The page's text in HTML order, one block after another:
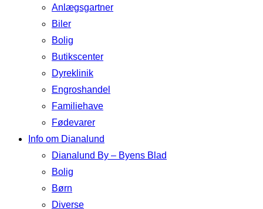
Anlægsgartner
Biler
Bolig
Butikscenter
Dyreklinik
Engroshandel
Familiehave
Fødevarer
Info om Dianalund
Dianalund By – Byens Blad
Bolig
Børn
Diverse